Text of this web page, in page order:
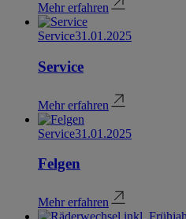
Mehr erfahren
Service31.01.2025
Service
Mehr erfahren
Service31.01.2025
Felgen
Mehr erfahren